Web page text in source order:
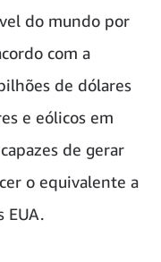
do mundo por
com a
de dólares
e eólicos em
de gerar
o equivalente a
EUA.